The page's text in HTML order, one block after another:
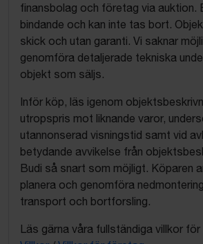
finansbolag och företag via auktion.
bindande och kan inte tas bort.
skick och utan garanti. Vi saknar
genomföra detaljerade tekniska
objekt som säljs.
Inför köp, läs igenom
utropspris mot liknande varor,
utannonserad visningstid samt vid
betydande avvikelse från
Budi så snart som möjligt. Köparen
planera och genomföra
transport och bortforsling.
Läs gärna våra fullständiga villkor